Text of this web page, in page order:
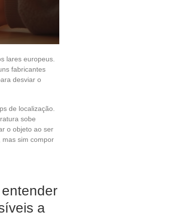
lares europeus.
fabricantes
desviar o
de localização.
sobe
o objeto ao ser
mas sim compor
a